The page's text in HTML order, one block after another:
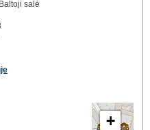
salė
+